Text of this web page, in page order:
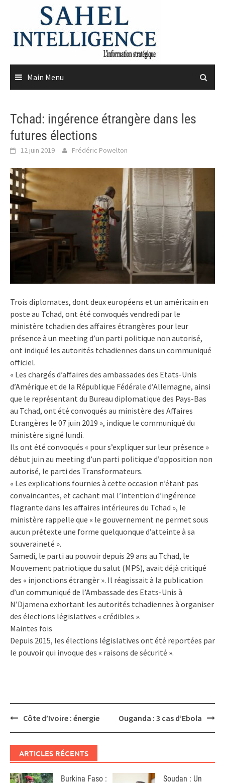
content
Main Menu
Tchad: ingérence étrangère dans les
futures élections
12 juin 2019 Frédéric Powelton
Trois diplomates, dont deux européens et un américain en
poste au Tchad, ont été convoqués vendredi par le
ministère tchadien des affaires étrangères pour leur
présence à un meeting d’un parti politique non autorisé,
ont indiqué les autorités tchadiennes dans un communiqué
officiel.
« Les chargés d’affaires des ambassades des Etats-Unis
d’Amérique et de la République Fédérale d’Allemagne, ainsi
que le représentant du Bureau diplomatique des Pays-Bas
au Tchad, ont été convoqués au ministère des Affaires
Etrangères le 07 juin 2019 », indique le communiqué du
ministère signé lundi.
Ils ont été convoqués « pour s’expliquer sur leur présence »
début juin au meeting d’un parti politique d’opposition non
autorisé, le parti des Transformateurs.
« Les explications fournies à cette occasion n’étant pas
convaincantes, et cachant mal l’intention d’ingérence
flagrante dans les affaires intérieures du Tchad », le
ministère rappelle que « le gouvernement ne permet sous
aucun prétexte une forme quelquonque d’atteinte à sa
souveraineté ».
Samedi, le parti au pouvoir depuis 29 ans au Tchad, le
Mouvement patriotique du salut (MPS), avait déjà critiqué
des « injonctions étrangèr ». Il réagissait à la publication
d’un communiqué de l’Ambassade des Etats-Unis à
N’Djamena exhortant les autorités tchadiennes à organiser
des élections législatives « crédibles ».
Maintes fois
Depuis 2015, les élections législatives ont été reportées par
le pouvoir qui invoque des « raisons de sécurité ».
PostCôte d’Ivoire : énergie Ouganda : 3 cas d’Ebola
ARTICLES RÉCENTS
Burkina Faso :
Soudan : Un